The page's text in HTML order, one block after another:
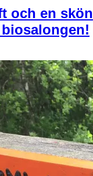
och en skön